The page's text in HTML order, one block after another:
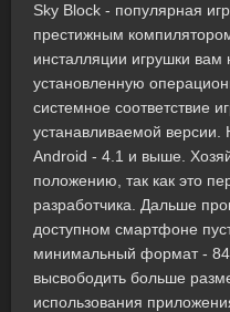
Sky Block - популярная
престижным
инсталляции игрушки вам
установленную
системное соответствие
устанавливаемой
Android - 4.1 и выше.
положению, так как это
разработчика. Дальше
доступном смартфоне
минимальный формат -
высвободить больше
использования